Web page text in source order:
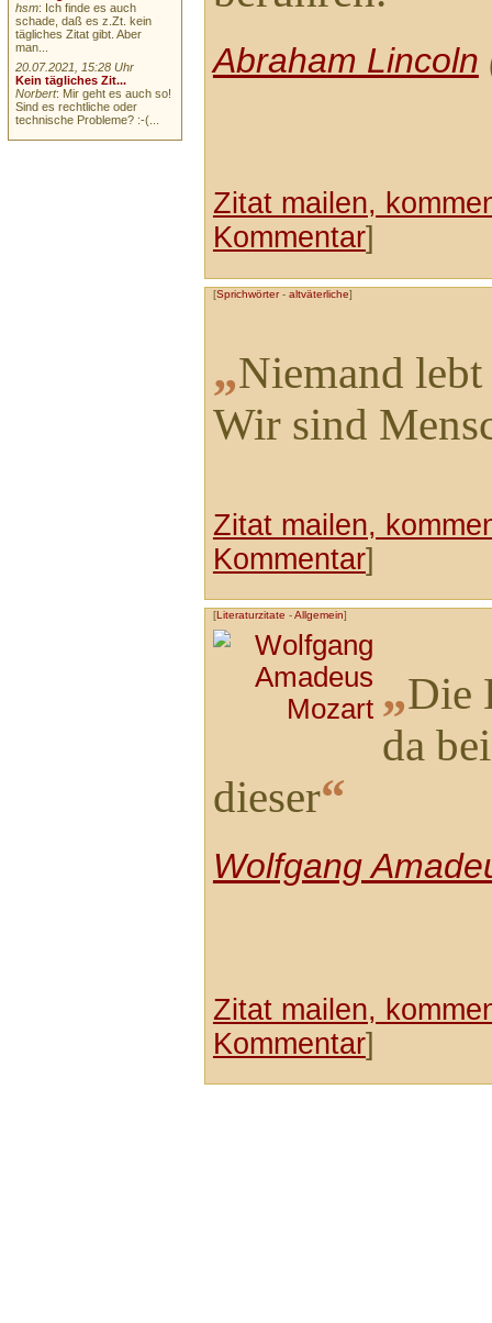
Abraham Lincoln
Zitat mailen,
Kommentar]
[Sprichwörter- altväterliche]
„Niemand
Wir sind
Zitat mailen,
Kommentar]
[Literaturzitate -Allgemein]
„Die
da
dieser“
Wolfgang
Zitat mailen,
Kommentar]
hsm: Ich finde es auch
schade, daß es z.Zt. kein
tägliches Zitat gibt. Aber
man...
20.07.2021, 15:28 Uhr
Kein tägliches Zit...
Norbert: Mir geht es auch so!
Sind es rechtliche oder
technische Probleme? :-(...